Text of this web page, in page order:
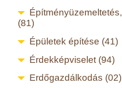
(81)
Épületek építése (41)
Érdekképviselet (94)
Erdőgazdálkodás (02)